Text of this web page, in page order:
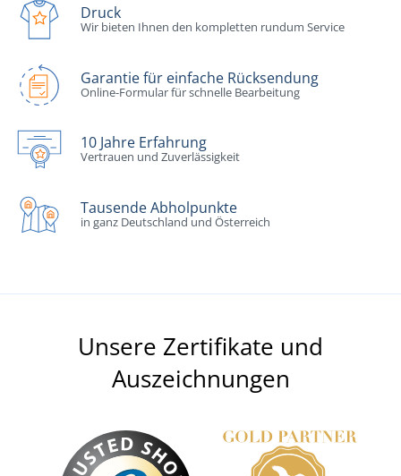
Druck
Wir bieten Ihnen den kompletten rundum Service
Garantie für einfache Rücksendung
Online-Formular für schnelle Bearbeitung
10 Jahre Erfahrung
Vertrauen und Zuverlässigkeit
Tausende Abholpunkte
in ganz Deutschland und Österreich
Unsere Zertifikate und
Auszeichnungen